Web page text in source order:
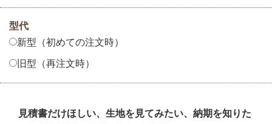
型代
新型（初めての注文時）
旧型（再注文時）
見積書だけほしい、生地を見てみたい、納期を知りた